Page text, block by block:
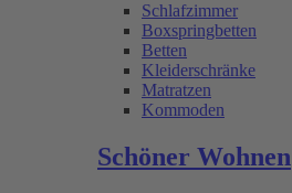
Schlafzimmer
Boxspringbetten
Betten
Kleiderschränke
Matratzen
Kommoden
Schöner Wohnen